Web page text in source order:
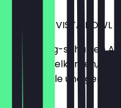
AUSTER LA VISTA BOWL
Mit fruchtig-scharfen
Granatapfelkernen,
Guerkamole und
15,40 €